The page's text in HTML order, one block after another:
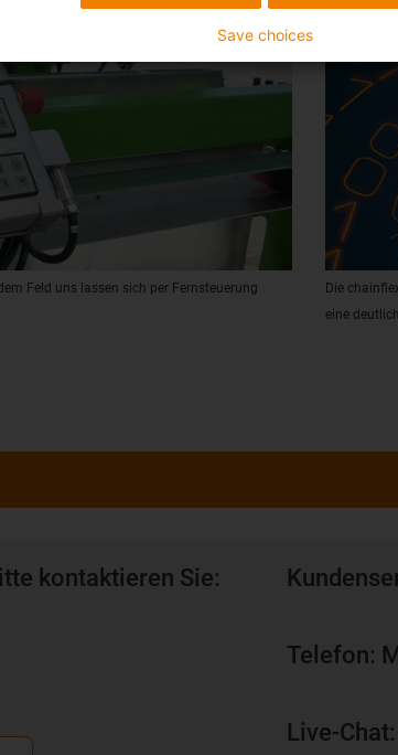
Feld uns lassen sich per Fernsteuerung
Die
eine
kontaktieren Sie:
Telefon:
Live-
Save choices